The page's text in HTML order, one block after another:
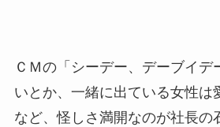
ＣＭの「シーデー、デーブイデ
いとか、一緒に出ている女性は
など、怪しさ満開なのが社長の